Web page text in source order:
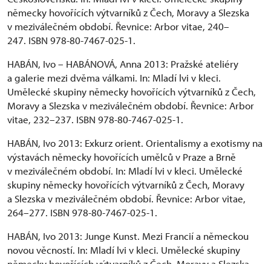
německy hovořících výtvarníků z Čech, Moravy a Slezska
v meziválečném období. Řevnice: Arbor vitae, 240–
247. ISBN 978-80-7467-025-1.
HABÁN, Ivo – HABÁNOVÁ, Anna 2013: Pražské ateliéry
a galerie mezi dvěma válkami. In: Mladí lvi v kleci.
Umělecké skupiny německy hovořících výtvarníků z Čech,
Moravy a Slezska v meziválečném období. Řevnice: Arbor
vitae, 232–237. ISBN 978-80-7467-025-1.
HABÁN, Ivo 2013: Exkurz orient. Orientalismy a exotismy na
výstavách německy hovořících umělců v Praze a Brně
v meziválečném období. In: Mladí lvi v kleci. Umělecké
skupiny německy hovořících výtvarníků z Čech, Moravy
a Slezska v meziválečném období. Řevnice: Arbor vitae,
264–277. ISBN 978-80-7467-025-1.
HABÁN, Ivo 2013: Junge Kunst. Mezi Francií a německou
novou věcností. In: Mladí lvi v kleci. Umělecké skupiny